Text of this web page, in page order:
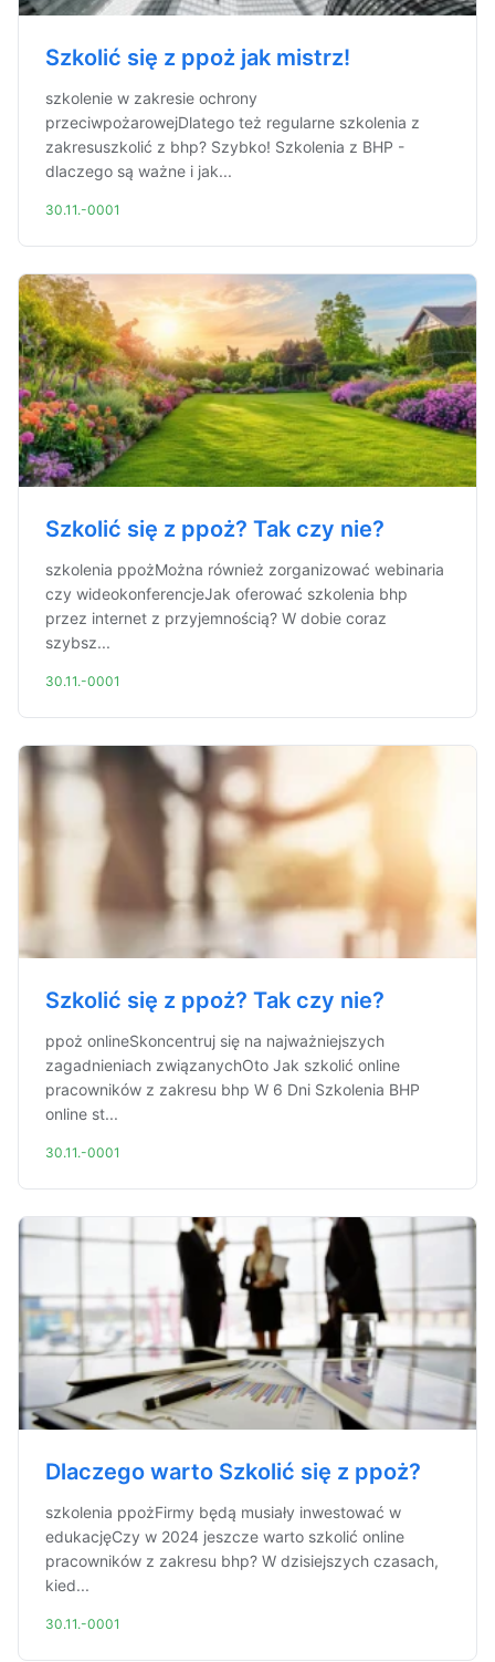
Szkolić się z ppoż jak mistrz!
szkolenie w zakresie ochrony
przeciwpożarowejDlatego też regularne szkolenia z
zakresuszkolić z bhp? Szybko! Szkolenia z BHP -
dlaczego są ważne i jak...
30.11.-0001
Szkolić się z ppoż? Tak czy nie?
szkolenia ppożMożna również zorganizować webinaria
czy wideokonferencjeJak oferować szkolenia bhp
przez internet z przyjemnością? W dobie coraz
szybsz...
30.11.-0001
Szkolić się z ppoż? Tak czy nie?
ppoż onlineSkoncentruj się na najważniejszych
zagadnieniach związanychOto Jak szkolić online
pracowników z zakresu bhp W 6 Dni Szkolenia BHP
online st...
30.11.-0001
Dlaczego warto Szkolić się z ppoż?
szkolenia ppożFirmy będą musiały inwestować w
edukacjęCzy w 2024 jeszcze warto szkolić online
pracowników z zakresu bhp? W dzisiejszych czasach,
kied...
30.11.-0001